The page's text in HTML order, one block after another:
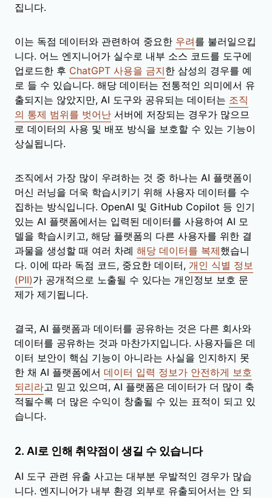
집니다.
이는 독점 데이터와 관련하여 중요한 우려를 불러일으킵
니다. 어느 엔지니어가 실수로 내부 소스 코드를 도구에
업로드한 후 ChatGPT 사용을 금지한 삼성의 경우를 예
로 들 수 있습니다. 해당 데이터는 전통적인 의미에서 유
출되지는 않았지만, AI 도구와 공유되는 데이터는 조직
의 통제 범위를 벗어난 서버에 저장되는 경우가 많으므
로 데이터의 사용 및 배포 방식을 보호할 수 있는 기능이
상실됩니다.
조직에서 가장 많이 우려하는 것 중 하나는 AI 플랫폼이
머신 러닝을 더욱 학습시키기 위해 사용자 데이터를 수
집하는 방식입니다. OpenAI 및 GitHub Copilot 등 인기
있는 AI 플랫폼에서는 입력된 데이터를 사용하여 AI 모
델을 학습시키고, 해당 플랫폼의 다른 사용자를 위한 결
과물을 생성할 때 여러 차례 해당 데이터를 복제했습니
다. 이에 따라 독점 코드, 중요한 데이터, 개인 식별 정보
(PII)가 공개적으로 노출될 수 있다는 개인정보 보호 문
제가 제기됩니다.
결국, AI 플랫폼과 데이터를 공유하는 것은 다른 회사와
데이터를 공유하는 것과 마찬가지입니다. 사용자들은 데
이터 보안이 핵심 기능이 아니라는 사실을 인지하지 못
한 채 AI 플랫폼에서 데이터 입력 정보가 안전하게 보호
되리라고 믿고 있으며, AI 플랫폼은 데이터가 더 많이 축
적될수록 더 많은 수익이 창출될 수 있는 표적이 되고 있
습니다.
2. AI로 인해 취약점이 생길 수 있습니다
AI 도구 관련 유출 사고는 대부분 우발적인 경우가 많습
니다. 엔지니어가 내부 환경 외부로 유출되어서는 안 되